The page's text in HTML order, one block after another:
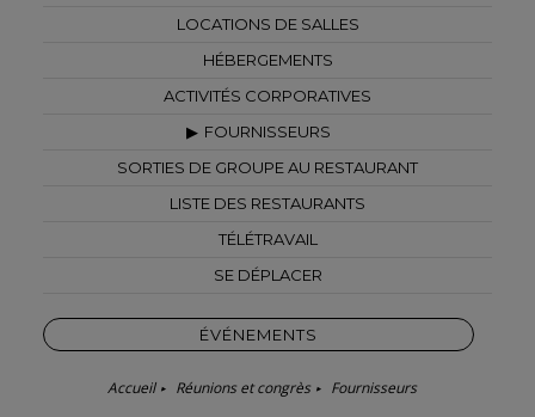
LOCATIONS DE SALLES
HÉBERGEMENTS
ACTIVITÉS CORPORATIVES
FOURNISSEURS
SORTIES DE GROUPE AU RESTAURANT
LISTE DES RESTAURANTS
TÉLÉTRAVAIL
SE DÉPLACER
ÉVÉNEMENTS
Accueil Réunions et congrès Fournisseurs